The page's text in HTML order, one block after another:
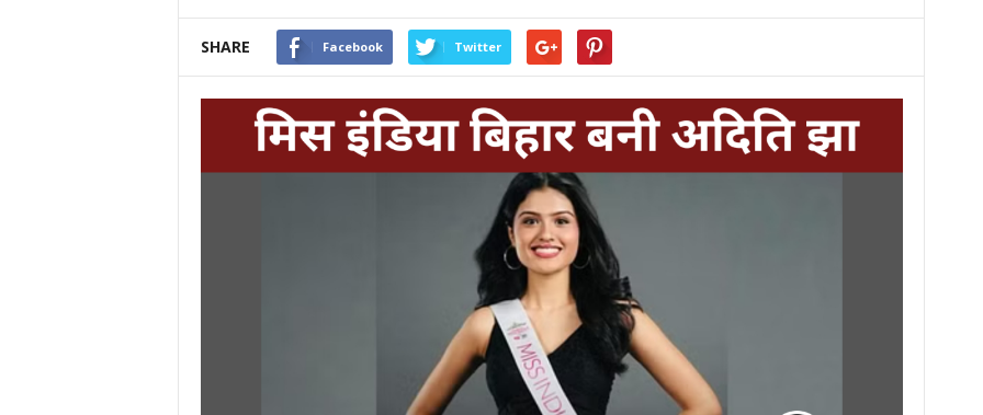
SHARE Facebook Twitter